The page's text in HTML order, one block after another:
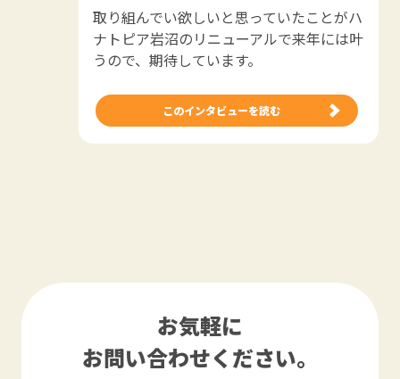
取り組んでい欲しいと思っていたことがハ
ナトピア岩沼のリニューアルで来年には叶
うので、期待しています。
このインタビューを読む
お気軽に
お問い合わせください。